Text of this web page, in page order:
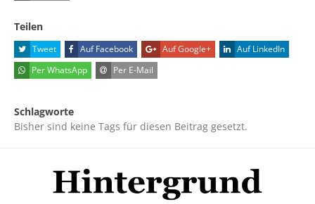
Teilen
Tweet Auf Facebook Auf Google+
Auf LinkedIn
Per WhatsApp
Per E-Mail
Schlagworte
Bisher sind keine Tags für diesen Beitrag gesetzt.